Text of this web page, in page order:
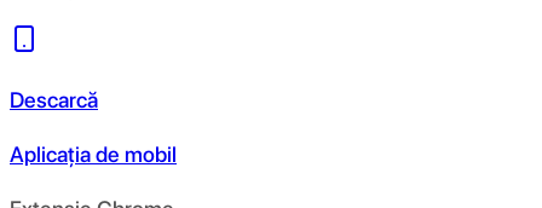
Descarcă
Aplicația de mobil